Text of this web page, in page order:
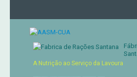
A Nutrição ao Serviço da Lavoura